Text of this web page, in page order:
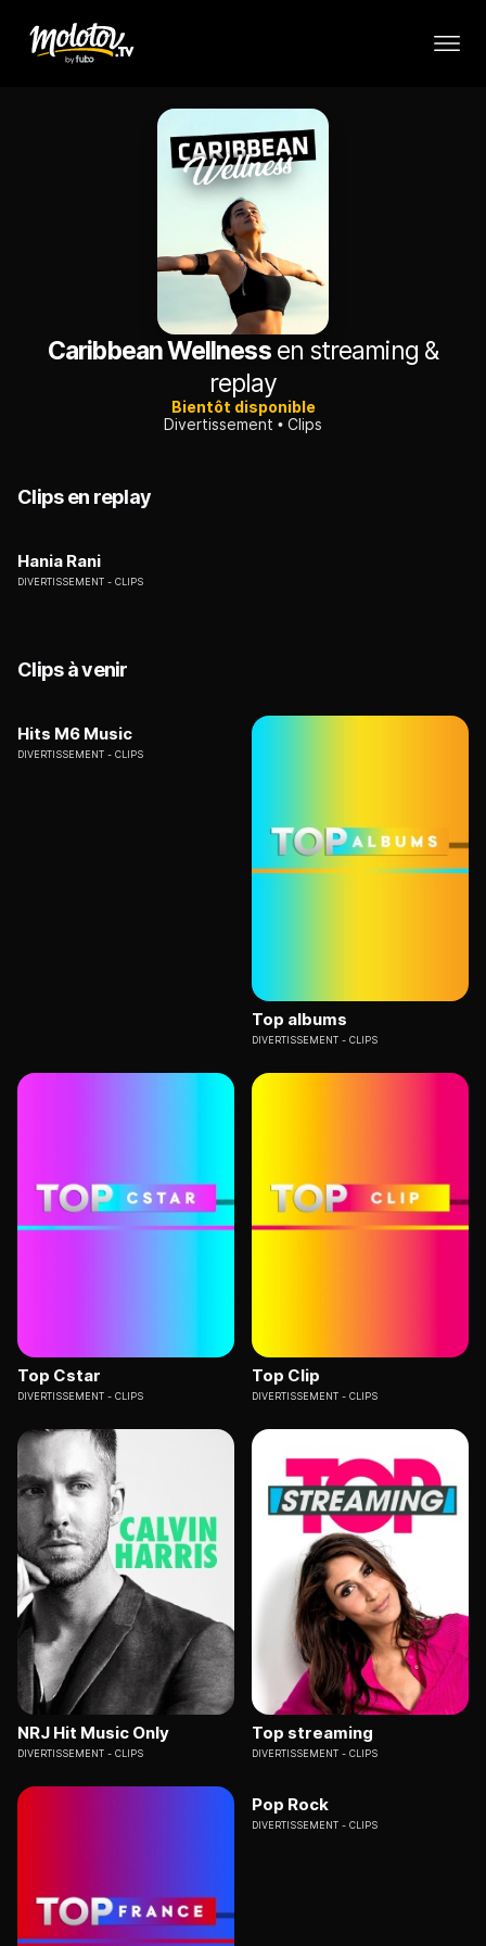
Caribbean Wellnessen streaming &
replay
Bientôt disponible
Divertissement
Clips
Clips en replay
Hania Rani
DIVERTISSEMENT CLIPS
Clips à venir
Hits M6 Music
DIVERTISSEMENT CLIPS
Top albums
DIVERTISSEMENT CLIPS
Top Cstar
DIVERTISSEMENT CLIPS
Top Clip
DIVERTISSEMENT CLIPS
NRJ Hit Music Only
DIVERTISSEMENT CLIPS
Top streaming
DIVERTISSEMENT CLIPS
Pop Rock
DIVERTISSEMENT CLIPS